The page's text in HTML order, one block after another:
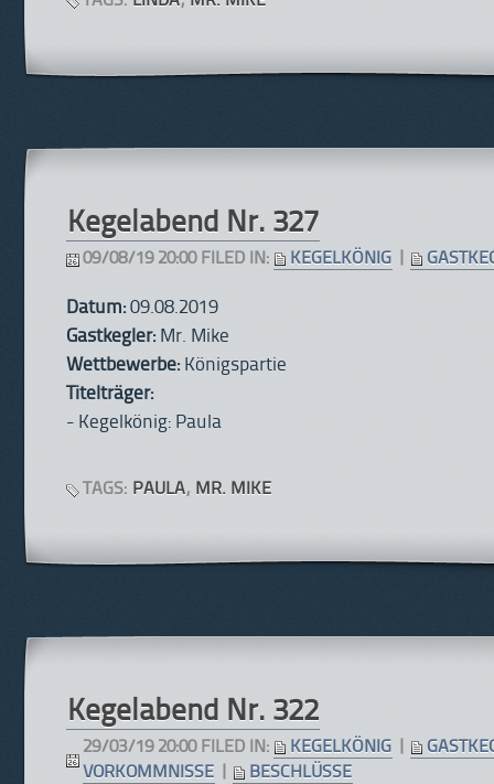
Kegelabend Nr. 327
09/08/19 20:00 FILED IN: KEGELKÖNIG
Datum: 09.08.2019
Gastkegler: Mr. Mike
Wettbewerbe: Königspartie
Titelträger:
- Kegelkönig: Paula
TAGS: PAULA, MR. MIKE
Kegelabend Nr. 322
29/03/19 20:00 FILED IN: KEGELKÖNIG
VORKOMMNISSE
BESCHLÜSSE